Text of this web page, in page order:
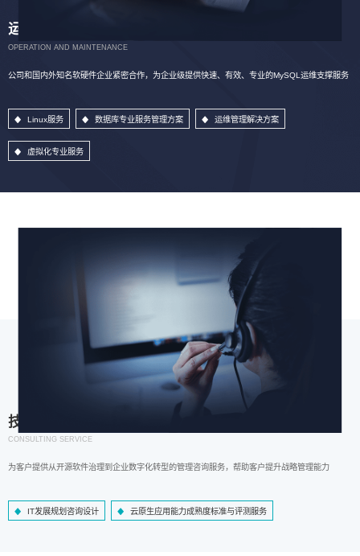
运维服务
OPERATION AND MAINTENANCE
公司和国内外知名软硬件企业紧密合作，为企业级提供快速、有效、专业的MySQL运维支撑服务
Linux服务 数据库专业服务管理方案 运维管理解决方案
虚拟化专业服务
技术咨询服务
CONSULTING SERVICE
为客户提供从开源软件治理到企业数字化转型的管理咨询服务，帮助客户提升战略管理能力
IT发展规划咨询设计 云原生应用能力成熟度标准与评测服务